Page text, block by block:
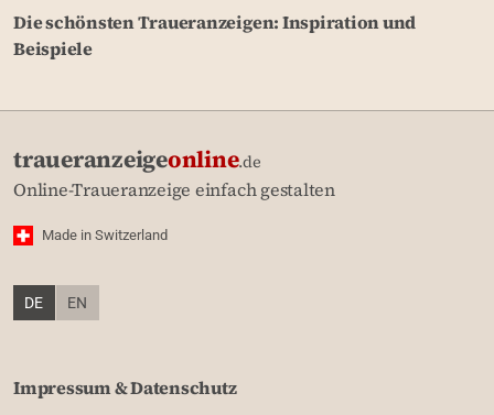
Die schönsten Traueranzeigen: Inspiration und
Beispiele
traueranzeigeonline.de
Online-Traueranzeige einfach gestalten
Made in Switzerland
DE EN
Impressum & Datenschutz